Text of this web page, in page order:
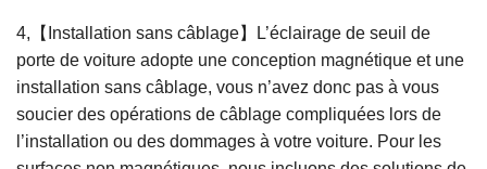
4,【Installation sans câblage】L’éclairage de seuil de
porte de voiture adopte une conception magnétique et une
installation sans câblage, vous n’avez donc pas à vous
soucier des opérations de câblage compliquées lors de
l’installation ou des dommages à votre voiture. Pour les